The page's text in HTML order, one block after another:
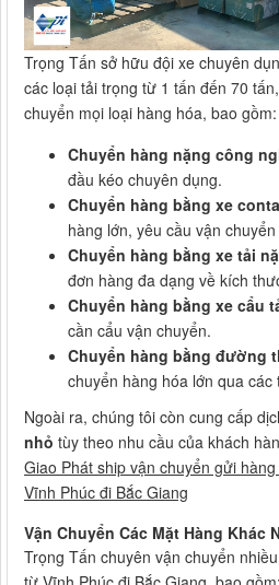
Trọng Tấn sở hữu đội xe chuyên
các loại tải trọng từ 1 tấn đến 70
chuyển mọi loại hàng hóa, bao gồm:
Chuyển hàng nặng công
đầu kéo chuyên dụng.
Chuyển hàng bằng xe
hàng lớn, yêu cầu vận
Chuyển hàng bằng xe tải
đơn hàng đa dạng về kích
Chuyển hàng bằng xe cẩu
cần cẩu vận chuyển.
Chuyển hàng bằng đường
chuyển hàng hóa lớn qua các
Ngoài ra, chúng tôi còn cung cấp
nhỏ tùy theo nhu cầu của khách
Giao Phát ship vận chuyển gửi
Vĩnh Phúc đi Bắc Giang
Vận Chuyển Các Mặt Hàng Khác
Trọng Tấn chuyên vận chuyển